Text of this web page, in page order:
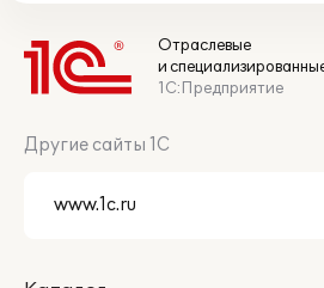
Отраслевые
и
1С:Предприятие
Другие сайты 1С